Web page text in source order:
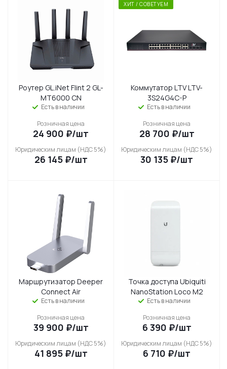
Роутер GL.iNet Flint 2 GL-
MT6000 CN
Есть в наличии
Розничная цена
24 900 ₽/шт
Юридическим лицам (НДС 5%)
26 145₽/шт
ХИТ / СОВЕТУЕМ
Коммутатор LTV LTV-
3S24G4C-P
Есть в наличии
Розничная цена
28 700 ₽/шт
Юридическим лицам (НДС 5%)
30 135 ₽/шт
Маршрутизатор Deeper
Connect Air
Есть в наличии
Розничная цена
39 900 ₽/шт
Юридическим лицам (НДС 5%)
41 895₽/шт
Точка доступа Ubiquiti
NanoStation Loco M2
Есть в наличии
Розничная цена
6 390 ₽/шт
Юридическим лицам (НДС 5%)
6 710 ₽/шт